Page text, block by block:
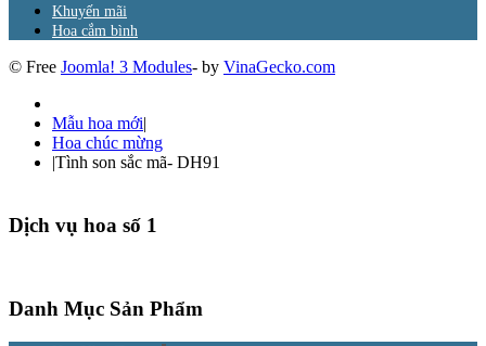
Khuyến mãi
Hoa cắm bình
© Free Joomla! 3 Modules- by VinaGecko.com
Mẫu hoa mới|
Hoa chúc mừng
|Tình son sắc mã- DH91
Dịch vụ hoa số 1
Danh Mục Sản Phẩm